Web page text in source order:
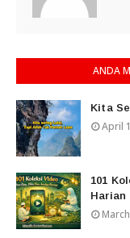
ANDA
Kita
April
101
Harian